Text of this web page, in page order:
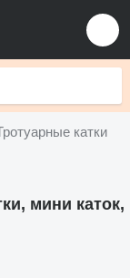
катки
мини каток,